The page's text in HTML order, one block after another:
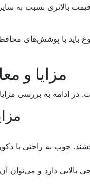
بالاتری نسبت به
با پوشش‌های
مزایا و
در ادامه به بررسی
چوب به راحتی با
بالایی دارد و